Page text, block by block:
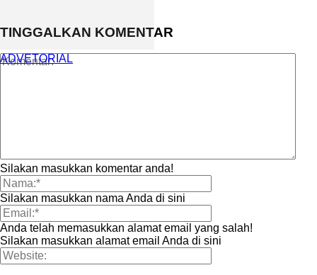
ADVETORIAL
TINGGALKAN KOMENTAR
Silakan masukkan komentar anda!
Silakan masukkan nama Anda di sini
Anda telah memasukkan alamat email yang salah!
Silakan masukkan alamat email Anda di sini